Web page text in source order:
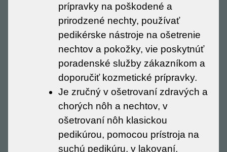
prípravky na poškodené a
prirodzené nechty, používať
pedikérske nástroje na ošetrenie
nechtov a pokožky, vie poskytnúť
poradenské služby zákazníkom a
doporučiť kozmetické prípravky.
Je zručný v ošetrovaní zdravých a
chorých nôh a nechtov, v
ošetrovaní nôh klasickou
pedikúrou, pomocou prístroja na
suchú pedikúru, v lakovaní,